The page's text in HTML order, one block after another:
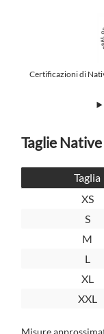
Certificazioni di
Taglie
Taglia
XS
S
M
L
XL
XXL
Misure